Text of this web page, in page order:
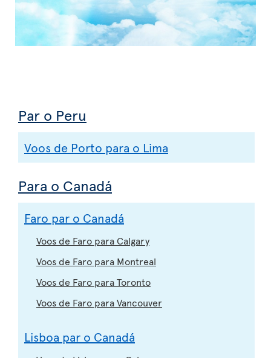
Par o Peru
Voos de Porto para o Lima
Para o Canadá
Faro par o Canadá
Voos de Faro para Calgary
Voos de Faro para Montreal
Voos de Faro para Toronto
Voos de Faro para Vancouver
Lisboa par o Canadá